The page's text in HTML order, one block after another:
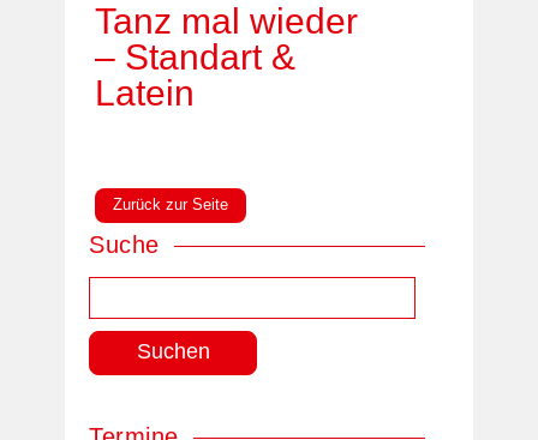
Tanz mal wieder
– Standart &
Latein
Zurück zur Seite
Suche
nach: